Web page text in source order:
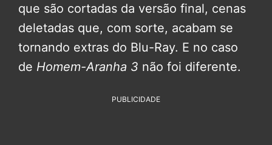
que são cortadas da versão final, cenas
deletadas que, com sorte, acabam se
tornando extras do Blu-Ray. E no caso
de Homem-Aranha 3 não foi diferente.
PUBLICIDADE